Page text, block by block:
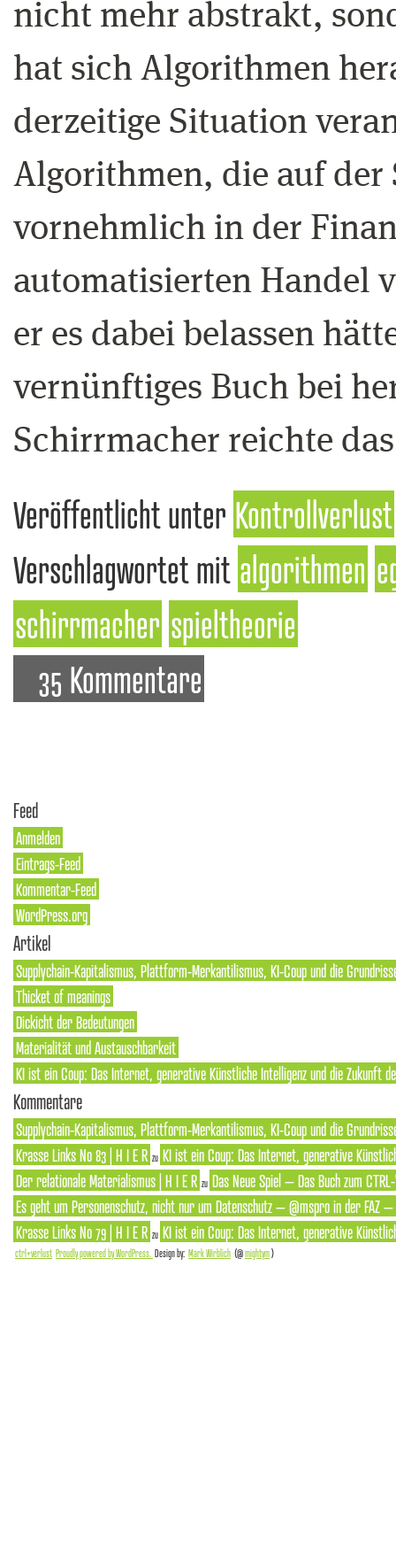
nicht mehr abstrakt,
hat sich Algorithmen
derzeitige Situation
Algorithmen, die auf
vornehmlich in der
automatisierten Handel
er es dabei belassen
vernünftiges Buch bei
Schirrmacher reichte
Veröffentlicht unter Kontrollverlust
Verschlagwortet mit algorithmen
schirrmacher spieltheorie
35 Kommentare
Feed
Anmelden
Eintrags-Feed
Kommentar-Feed
WordPress.org
Artikel
Supplychain-Kapitalismus, Plattform-Merkantilismus, KI-Coup und die
Thicket of meanings
Dickicht der Bedeutungen
Materialität und Austauschbarkeit
KI ist ein Coup: Das Internet, generative Künstliche Intelligenz und die Zukunft
Kommentare
Supplychain-Kapitalismus, Plattform-Merkantilismus, KI-Coup und die
Krasse Links No 83 | H I E R zu KI ist ein Coup: Das Internet, generative
Der relationale Materialismus | H I E R zu Das Neue Spiel – Das Buch zum
Es geht um Personenschutz, nicht nur um Datenschutz – @mspro in der FAZ
Krasse Links No 79 | H I E R zu KI ist ein Coup: Das Internet, generative
ctrl+verlust Proudly powered by WordPress. Design by: Mark Wirblich (@mightym)